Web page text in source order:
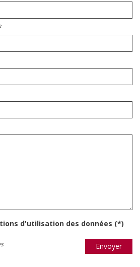
d'utilisation des données (*)
Envoyer